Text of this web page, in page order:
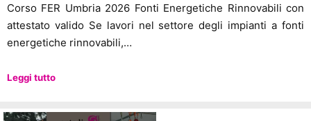
Corso FER Umbria 2026 Fonti Energetiche Rinnovabili con
attestato valido Se lavori nel settore degli impianti a fonti
energetiche rinnovabili,…
Leggi tutto